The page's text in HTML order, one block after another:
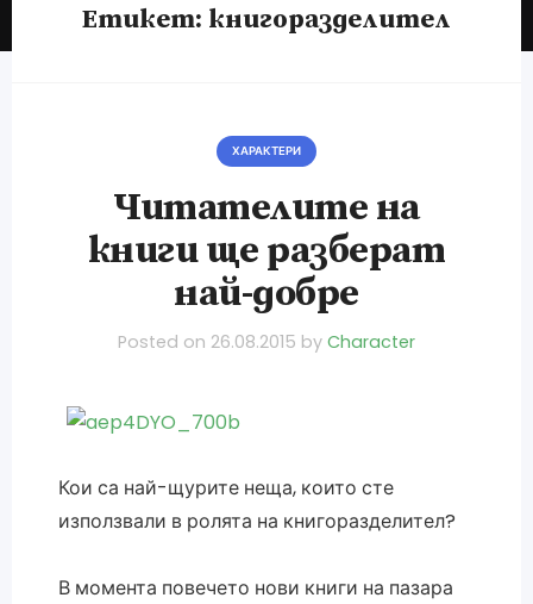
Етикет: книгоразделител
ХАРАКТЕРИ
Читателите на
книги ще разберат
най-добре
Posted on 26.08.2015 by Character
Кои са най-щурите неща, които сте
използвали в ролята на книгоразделител?
В момента повечето нови книги на пазара